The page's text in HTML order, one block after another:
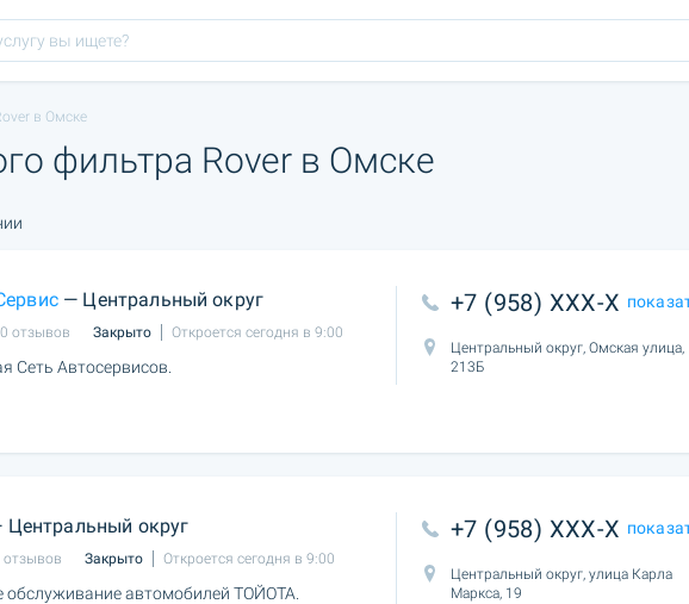
в Омске
фильтра Rover в Омске
— Центральный округ
отзывов Закрыто Откроется сегодня в 9:00
Сеть Автосервисов.
+7 (958) XXX-X
Центральный округ, Омская улица,
213Б
Центральный округ
отзывов Закрыто Откроется сегодня в 9:00
обслуживание автомобилей ТОЙОТА.
+7 (958) XXX-X
Центральный округ, улица Карла
Маркса, 19